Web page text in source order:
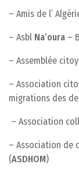
– Amis de l’
– Asbl Na’oura –
– Assemblée
– Association
migrations des
– Association
– Association de
(ASDHOM)